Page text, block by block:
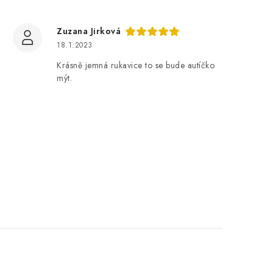
Zuzana Jirková
18.1.2023
Krásně jemná rukavice to se bude autíčko
mýt.